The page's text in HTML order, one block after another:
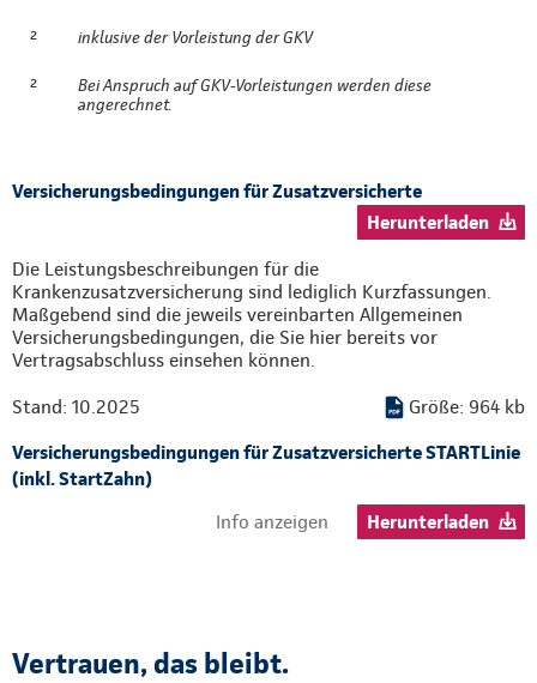
² inklusive der Vorleistung der GKV
²
Bei Anspruch auf GKV-Vorleistungen werden diese
angerechnet.
Versicherungsbedingungen für Zusatzversicherte
Herunterladen
Die Leistungsbeschreibungen für die
Krankenzusatzversicherung sind lediglich Kurzfassungen.
Maßgebend sind die jeweils vereinbarten Allgemeinen
Versicherungsbedingungen, die Sie hier bereits vor
Vertragsabschluss einsehen können.
Stand: 10.2025
Größe: 964 kb
Versicherungsbedingungen für Zusatzversicherte STARTLinie
(inkl. StartZahn)
Info anzeigen
Herunterladen
Vertrauen, das bleibt.